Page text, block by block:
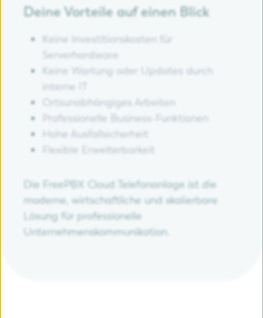
Deine Vorteile auf einen Blick
Keine Investitionskosten für
Serverhardware
Keine Wartung oder Updates durch
interne IT
Ortsunabhängiges Arbeiten
Professionelle Business-Funktionen
Hohe Ausfallsicherheit
Flexible Erweiterbarkeit
Die FreePBX Cloud Telefonanlage ist die
moderne, wirtschaftliche und skalierbare
Lösung für professionelle
Unternehmenskommunikation.